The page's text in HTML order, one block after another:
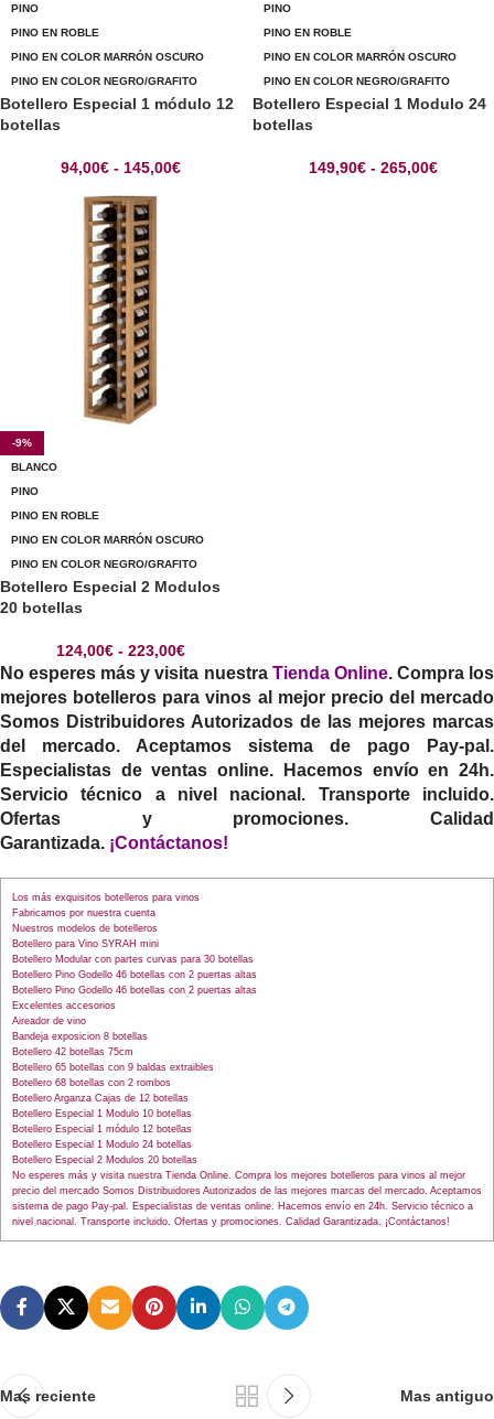
PINO
PINO EN ROBLE
PINO EN COLOR MARRÓN OSCURO
PINO EN COLOR NEGRO/GRAFITO
Botellero Especial 1 módulo 12
botellas
94,00€ - 145,00€
PINO
PINO EN ROBLE
PINO EN COLOR MARRÓN OSCURO
PINO EN COLOR NEGRO/GRAFITO
Botellero Especial 1 Modulo 24
botellas
149,90€ - 265,00€
-9%
BLANCO
PINO
PINO EN ROBLE
PINO EN COLOR MARRÓN OSCURO
PINO EN COLOR NEGRO/GRAFITO
Botellero Especial 2 Modulos
20 botellas
124,00€ - 223,00€
No esperes más y visita nuestra Tienda Online. Compra los
mejores botelleros para vinos al mejor precio del mercado
Somos Distribuidores Autorizados de las mejores marcas
del mercado. Aceptamos sistema de pago Pay-pal.
Especialistas de ventas online. Hacemos envío en 24h.
Servicio técnico a nivel nacional. Transporte incluido.
Ofertas y promociones. Calidad
Garantizada. ¡Contáctanos!
Los más exquisitos botelleros para vinos
Fabricamos por nuestra cuenta
Nuestros modelos de botelleros
Botellero para Vino SYRAH mini
Botellero Modular con partes curvas para 30 botellas
Botellero Pino Godello 46 botellas con 2 puertas altas
Botellero Pino Godello 46 botellas con 2 puertas altas
Excelentes accesorios
Aireador de vino
Bandeja exposicion 8 botellas
Botellero 42 botellas 75cm
Botellero 65 botellas con 9 baldas extraibles
Botellero 68 botellas con 2 rombos
Botellero Arganza Cajas de 12 botellas
Botellero Especial 1 Modulo 10 botellas
Botellero Especial 1 módulo 12 botellas
Botellero Especial 1 Modulo 24 botellas
Botellero Especial 2 Modulos 20 botellas
No esperes más y visita nuestra Tienda Online. Compra los mejores botelleros para vinos al mejor
precio del mercado Somos Distribuidores Autorizados de las mejores marcas del mercado. Aceptamos
sistema de pago Pay-pal. Especialistas de ventas online. Hacemos envío en 24h. Servicio técnico a
nivel nacional. Transporte incluido. Ofertas y promociones. Calidad Garantizada. ¡Contáctanos!
Mas reciente Mas antiguo